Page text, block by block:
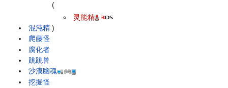
混沌精
(
灵能精
)
爬藤怪
腐化者
跳跳兽
沙漠幽魂
挖掘怪